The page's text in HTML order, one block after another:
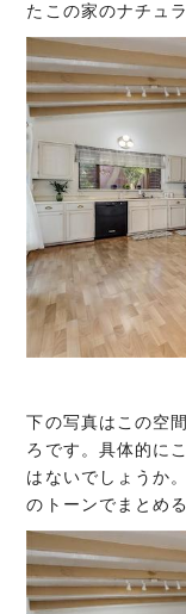
たこの家のナチュ
下の写真はこの空
ろです。具体的に
はないでしょうか
のトーンでまとめ